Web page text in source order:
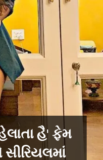
હૈ' ફેમ
સીરિયલમાં